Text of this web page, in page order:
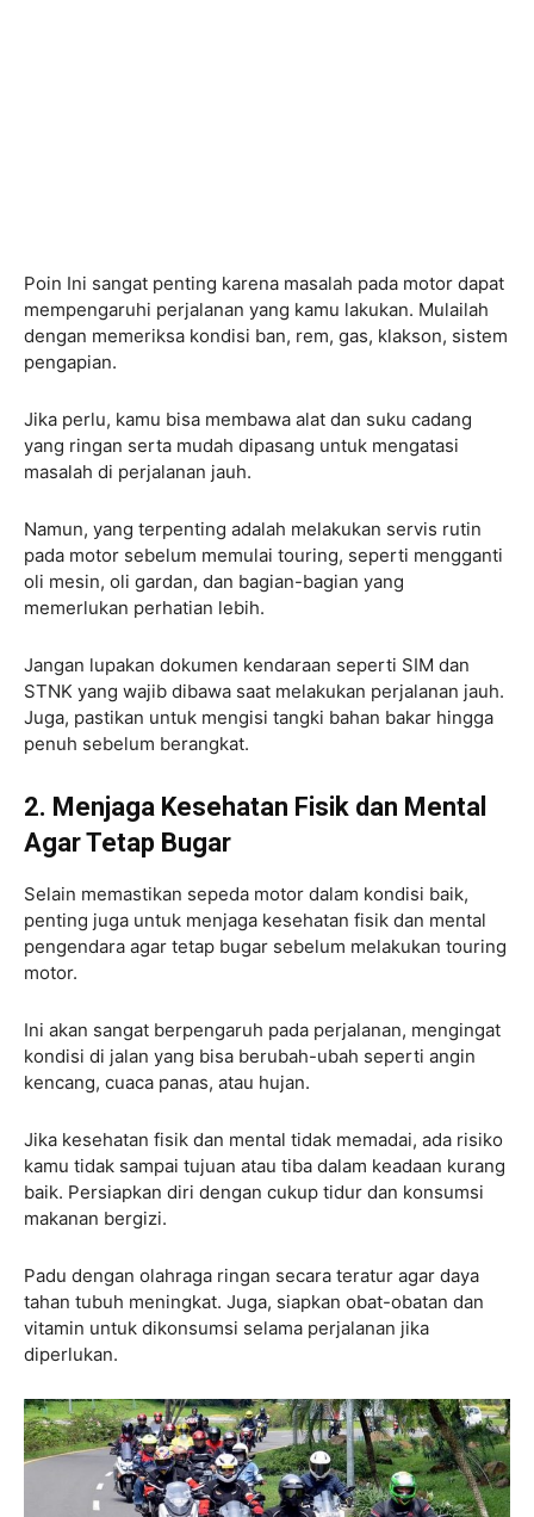
Poin Ini sangat penting karena masalah pada motor dapat
mempengaruhi perjalanan yang kamu lakukan. Mulailah
dengan memeriksa kondisi ban, rem, gas, klakson, sistem
pengapian.
Jika perlu, kamu bisa membawa alat dan suku cadang
yang ringan serta mudah dipasang untuk mengatasi
masalah di perjalanan jauh.
Namun, yang terpenting adalah melakukan servis rutin
pada motor sebelum memulai touring, seperti mengganti
oli mesin, oli gardan, dan bagian-bagian yang
memerlukan perhatian lebih.
Jangan lupakan dokumen kendaraan seperti SIM dan
STNK yang wajib dibawa saat melakukan perjalanan jauh.
Juga, pastikan untuk mengisi tangki bahan bakar hingga
penuh sebelum berangkat.
2. Menjaga Kesehatan Fisik dan Mental
Agar Tetap Bugar
Selain memastikan sepeda motor dalam kondisi baik,
penting juga untuk menjaga kesehatan fisik dan mental
pengendara agar tetap bugar sebelum melakukan touring
motor.
Ini akan sangat berpengaruh pada perjalanan, mengingat
kondisi di jalan yang bisa berubah-ubah seperti angin
kencang, cuaca panas, atau hujan.
Jika kesehatan fisik dan mental tidak memadai, ada risiko
kamu tidak sampai tujuan atau tiba dalam keadaan kurang
baik. Persiapkan diri dengan cukup tidur dan konsumsi
makanan bergizi.
Padu dengan olahraga ringan secara teratur agar daya
tahan tubuh meningkat. Juga, siapkan obat-obatan dan
vitamin untuk dikonsumsi selama perjalanan jika
diperlukan.